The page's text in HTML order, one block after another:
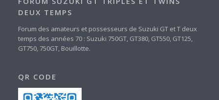
DEUX TEMPS
Forum des amateurs et possesseurs de Suzuki GT et T deux
temps des années 70 : Suzuki 750GT, GT380, GT550, GT125,
GT750, 750GT, Bouillotte.
QR CODE